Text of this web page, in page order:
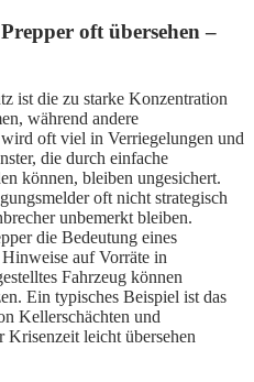
oft übersehen –
ist die zu starke Konzentration
während andere
oft viel in Verriegelungen und
die durch einfache
können, bleiben ungesichert.
oft nicht strategisch
unbemerkt bleiben.
die Bedeutung eines
auf Vorräte in
Fahrzeug können
Ein typisches Beispiel ist das
Kellerschächten und
leicht übersehen